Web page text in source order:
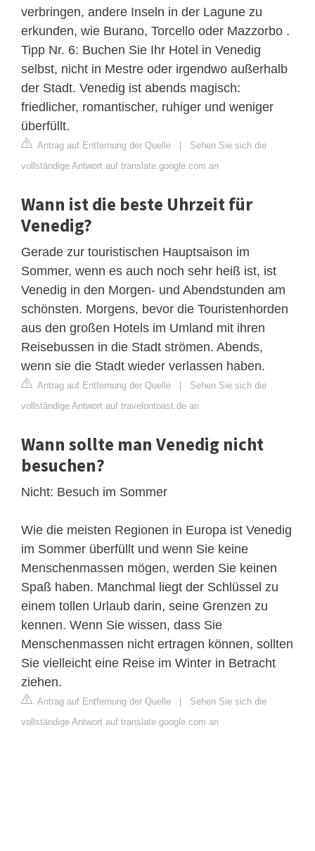
verbringen, andere Inseln in der Lagune zu
erkunden, wie Burano, Torcello oder Mazzorbo .
Tipp Nr. 6: Buchen Sie Ihr Hotel in Venedig
selbst, nicht in Mestre oder irgendwo außerhalb
der Stadt. Venedig ist abends magisch:
friedlicher, romantischer, ruhiger und weniger
überfüllt.
Antrag auf Entfernung der Quelle | Sehen Sie sich die
vollständige Antwort auf translate.google.com an
Wann ist die beste Uhrzeit für
Venedig?
Gerade zur touristischen Hauptsaison im
Sommer, wenn es auch noch sehr heiß ist, ist
Venedig in den Morgen- und Abendstunden am
schönsten. Morgens, bevor die Touristenhorden
aus den großen Hotels im Umland mit ihren
Reisebussen in die Stadt strömen. Abends,
wenn sie die Stadt wieder verlassen haben.
Antrag auf Entfernung der Quelle | Sehen Sie sich die
vollständige Antwort auf travelontoast.de an
Wann sollte man Venedig nicht
besuchen?
Nicht: Besuch im Sommer
Wie die meisten Regionen in Europa ist Venedig
im Sommer überfüllt und wenn Sie keine
Menschenmassen mögen, werden Sie keinen
Spaß haben. Manchmal liegt der Schlüssel zu
einem tollen Urlaub darin, seine Grenzen zu
kennen. Wenn Sie wissen, dass Sie
Menschenmassen nicht ertragen können, sollten
Sie vielleicht eine Reise im Winter in Betracht
ziehen.
Antrag auf Entfernung der Quelle | Sehen Sie sich die
vollständige Antwort auf translate.google.com an